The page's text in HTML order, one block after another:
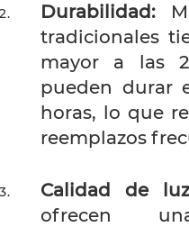
Durabilidad:
tradicionales
mayor a las
pueden durar
horas, lo que
reemplazos
Calidad de
ofrecen